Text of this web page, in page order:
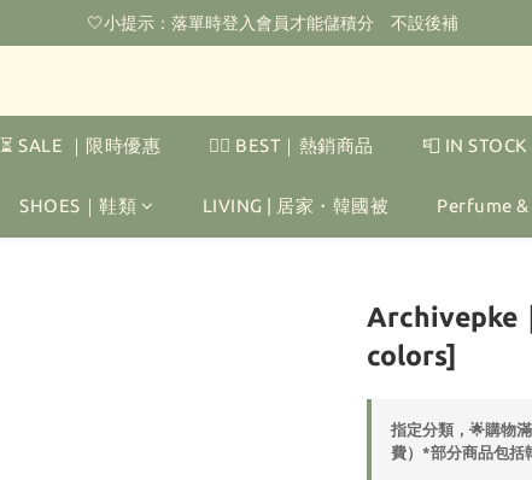
🌟購物滿HKD800即可享香港免運費（不包含手續費）*部分商品除外
🤍小提示：落單時登入會員才能儲積分　不設後補
⏳ SALE ｜限時優惠 ❤️‍🔥 BEST｜熱銷商品 📮 IN
SHOES｜鞋類 LIVING | 居家・韓國被 Perfume
Archivepke
colors]
指定分類，🌟購物
費）*部分商品包括